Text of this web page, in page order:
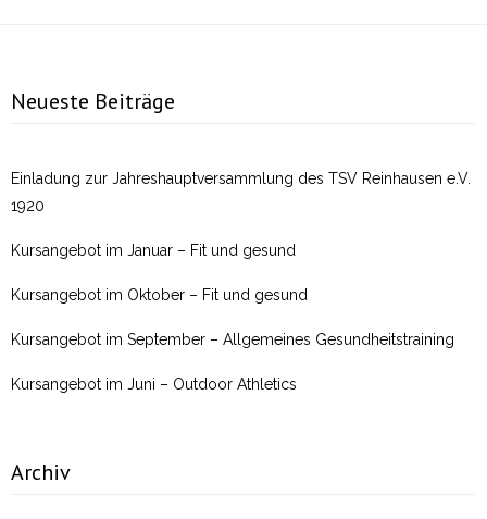
Neueste Beiträge
Einladung zur Jahreshauptversammlung des TSV Reinhausen e.V.
1920
Kursangebot im Januar – Fit und gesund
Kursangebot im Oktober – Fit und gesund
Kursangebot im September – Allgemeines Gesundheitstraining
Kursangebot im Juni – Outdoor Athletics
Archiv